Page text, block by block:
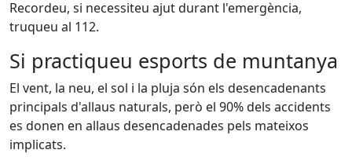
Recordeu, si necessiteu ajut durant l'emergència,
truqueu al 112.
Si practiqueu esports de muntanya
El vent, la neu, el sol i la pluja són els desencadenants
principals d'allaus naturals, però el 90% dels accidents
es donen en allaus desencadenades pels mateixos
implicats.